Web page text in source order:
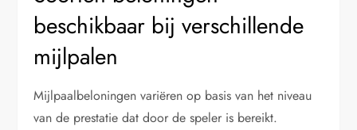
beschikbaar bij verschillende
mijlpalen
Mijlpaalbeloningen variëren op basis van het niveau
van de prestatie dat door de speler is bereikt.